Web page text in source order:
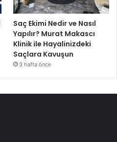
Saç Ekimi Nedir ve Nasıl
Yapılır? Murat Makascı
Klinik ile Hayalinizdeki
Saçlara Kavuşun
3 hafta önce